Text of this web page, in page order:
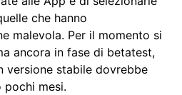
che hanno
malevola. Per il momento si
ancora in fase di betatest,
versione stabile dovrebbe
mesi.